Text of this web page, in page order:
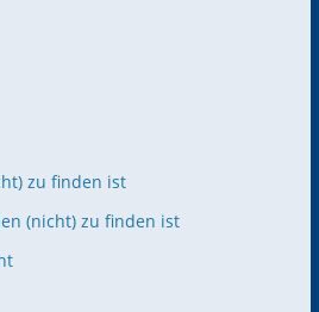
zu finden ist
(nicht) zu finden ist